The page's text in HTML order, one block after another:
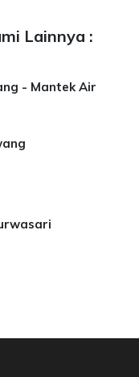
Lainnya :
- Mantek Air